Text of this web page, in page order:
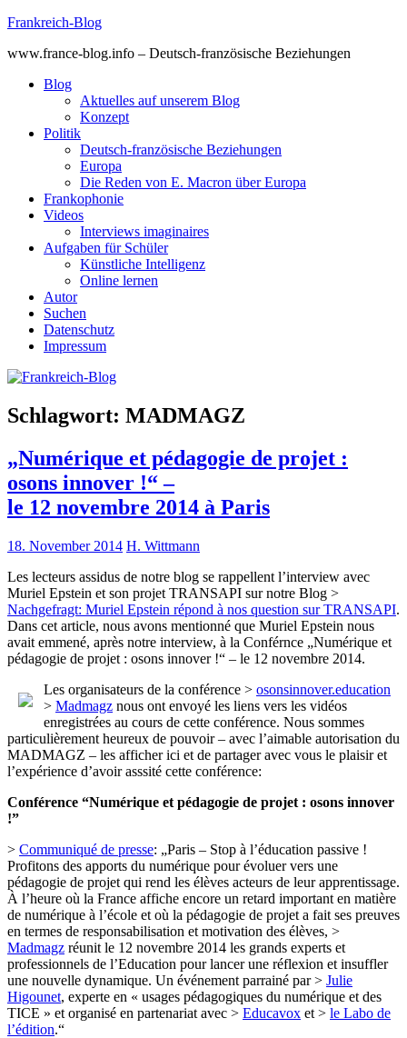
Skip
content
Frankreich-Blog
www.france-blog.info – Deutsch-französische Beziehungen
Blog
Aktuelles auf unserem Blog
Konzept
Politik
Deutsch-französische Beziehungen
Europa
Die Reden von E. Macron über Europa
Frankophonie
Videos
Interviews imaginaires
Aufgaben für Schüler
Künstliche Intelligenz
Online lernen
Autor
Suchen
Datenschutz
Impressum
Schlagwort: MADMAGZ
„Numérique et pédagogie de projet :
osons innover !“ –
le 12 novembre 2014 à Paris
18. November 2014 H. Wittmann
Les lecteurs assidus de notre blog se rappellent l’interview avec
Muriel Epstein et son projet TRANSAPI sur notre Blog >
Nachgefragt: Muriel Epstein répond à nos question sur TRANSAPI.
Dans cet article, nous avons mentionné que Muriel Epstein nous
avait emmené, après notre interview, à la Conférnce „Numérique et
pédagogie de projet : osons innover !“ – le 12 novembre 2014.
Les organisateurs de la conférence > osonsinnover.education
> Madmagz nous ont envoyé les liens vers les vidéos
enregistrées au cours de cette conférence. Nous sommes
particulièrement heureux de pouvoir – avec l’aimable autorisation du
MADMAGZ – les afficher ici et de partager avec vous le plaisir et
l’expérience d’avoir asssité cette conférence:
Conférence “Numérique et pédagogie de projet : osons innover
!”
> Communiqué de presse: „Paris – Stop à l’éducation passive !
Profitons des apports du numérique pour évoluer vers une
pédagogie de projet qui rend les élèves acteurs de leur apprentissage.
À l’heure où la France affiche encore un retard important en matière
de numérique à l’école et où la pédagogie de projet a fait ses preuves
en termes de responsabilisation et motivation des élèves, >
Madmagz réunit le 12 novembre 2014 les grands experts et
professionnels de l’Education pour lancer une réflexion et insuffler
une nouvelle dynamique. Un événement parrainé par > Julie
Higounet, experte en « usages pédagogiques du numérique et des
TICE » et organisé en partenariat avec > Educavox et > le Labo de
l’édition.“